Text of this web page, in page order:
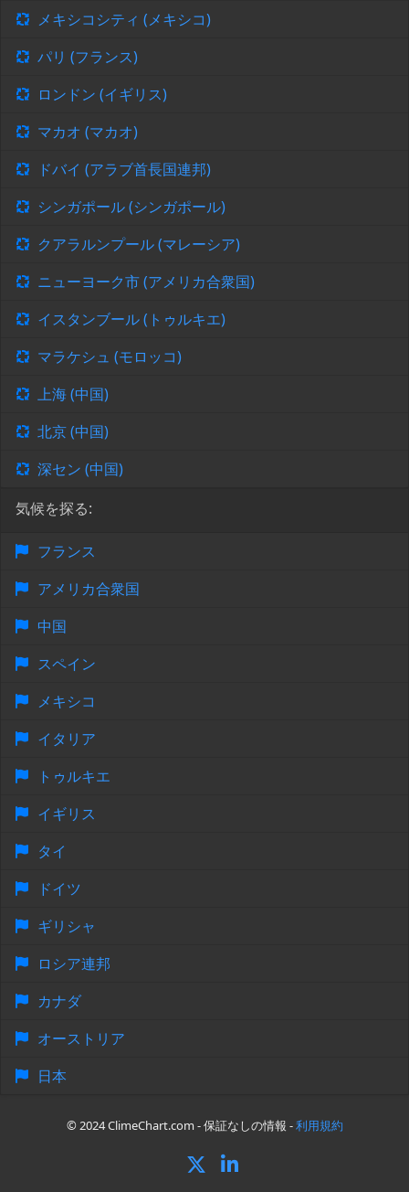
メキシコシティ (メキシコ)
パリ (フランス)
ロンドン (イギリス)
マカオ (マカオ)
ドバイ (アラブ首長国連邦)
シンガポール (シンガポール)
クアラルンプール (マレーシア)
ニューヨーク市 (アメリカ合衆国)
イスタンブール (トゥルキエ)
マラケシュ (モロッコ)
上海 (中国)
北京 (中国)
深セン (中国)
気候を探る:
フランス
アメリカ合衆国
中国
スペイン
メキシコ
イタリア
トゥルキエ
イギリス
タイ
ドイツ
ギリシャ
ロシア連邦
カナダ
オーストリア
日本
© 2024 ClimeChart.com - 保証なしの情報 -利用規約